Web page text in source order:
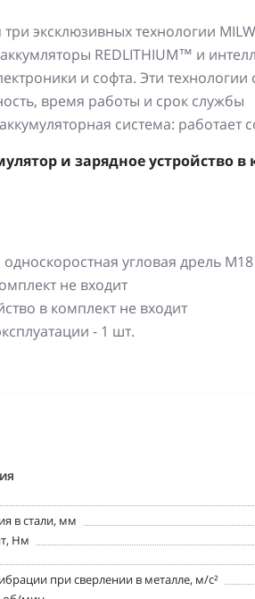
эксклюзивных технологии
REDLITHIUM™ и
и софта. Эти
время работы и срок службы
система:
и зарядное устройство в
угловая дрель M18
не входит
в комплект не входит
- 1 шт.
в стали, мм
Нм
при сверлении в металле, м/с²